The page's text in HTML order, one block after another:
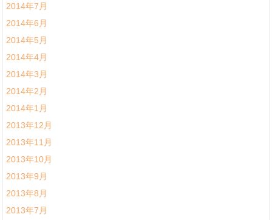
2014年7月
2014年6月
2014年5月
2014年4月
2014年3月
2014年2月
2014年1月
2013年12月
2013年11月
2013年10月
2013年9月
2013年8月
2013年7月